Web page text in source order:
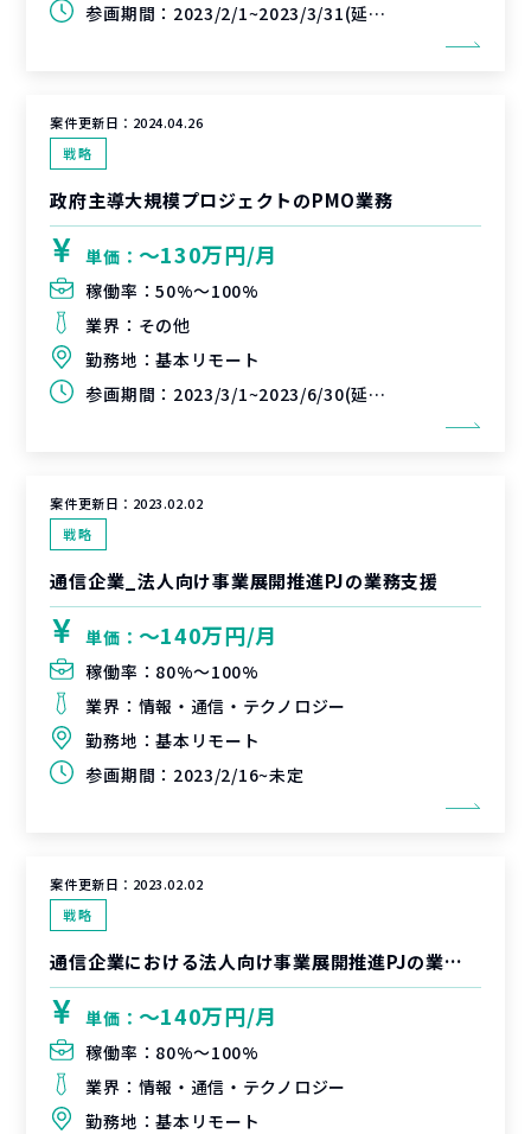
参画期間： 2023/2/1~2023/3/31(延長可能性あり)
案件更新日： 2024.04.26
戦略
政府主導大規模プロジェクトのPMO業務
単価： 〜130万円/月
稼働率：50%〜100%
業界： その他
勤務地：基本リモート
参画期間： 2023/3/1~2023/6/30(延長可能性あり)
案件更新日： 2023.02.02
戦略
通信企業_法人向け事業展開推進PJの業務支援
単価： 〜140万円/月
稼働率： 80%〜100%
業界： 情報・通信・テクノロジー
勤務地：基本リモート
参画期間： 2023/2/16~未定
案件更新日： 2023.02.02
戦略
通信企業における法人向け事業展開推進PJの業務支援
単価： 〜140万円/月
稼働率： 80%〜100%
業界： 情報・通信・テクノロジー
勤務地：基本リモート